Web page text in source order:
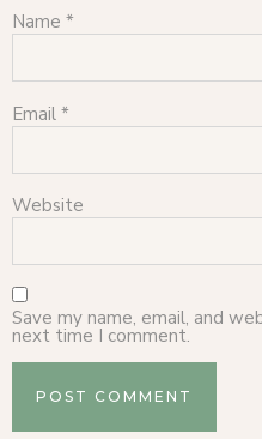
Name *
Email *
Website
Save my name, email, and
next time I comment.